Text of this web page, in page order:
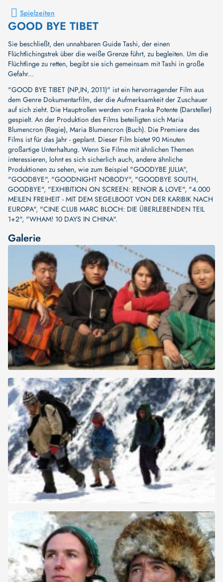
Spielzeiten
GOOD BYE TIBET
Sie beschließt, den unnahbaren Guide Tashi, der einen
Flüchtlichingstrek über die weiße Grenze führt, zu begleiten. Um die
Flüchtlinge zu retten, begibt sie sich gemeinsam mit Tashi in große
Gefahr...
"GOOD BYE TIBET (NP,IN, 2011)" ist ein hervorragender Film aus
dem Genre Dokumentarfilm, der die Aufmerksamkeit der Zuschauer
auf sich zieht. Die Hauptrollen werden von Franka Potente (Darsteller)
gespielt. An der Produktion des Films beteiligten sich Maria
Blumencron (Regie), Maria Blumencron (Buch). Die Premiere des
Films ist für das Jahr - geplant. Dieser Film bietet 90 Minuten
großartige Unterhaltung. Wenn Sie Filme mit ähnlichen Themen
interessieren, lohnt es sich sicherlich auch, andere ähnliche
Produktionen zu sehen, wie zum Beispiel "GOODYBE JULIA",
"GOODBYE", "GOODNIGHT NOBODY", "GOODBYE SOUTH,
GOODBYE", "EXHIBITION ON SCREEN: RENOIR & LOVE", "4.000
MEILEN FREIHEIT - MIT DEM SEGELBOOT VON DER KARIBIK NACH
EUROPA", "CINE CLUB MARC BLOCH: DIE ÜBERLEBENDEN TEIL
1+2", "WHAM! 10 DAYS IN CHINA".
Galerie